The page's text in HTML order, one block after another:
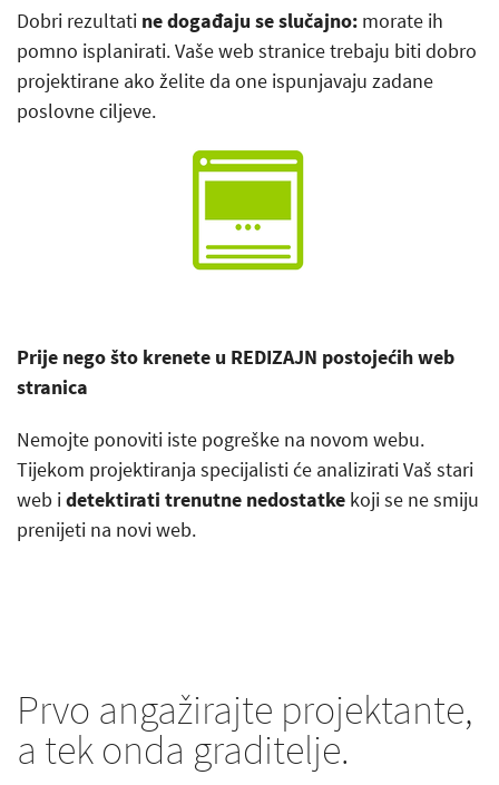
Dobri rezultati ne događaju se slučajno: morate ih
pomno isplanirati. Vaše web stranice trebaju biti dobro
projektirane ako želite da one ispunjavaju zadane
poslovne ciljeve.
Prije nego što krenete u REDIZAJN postojećih web
stranica
Nemojte ponoviti iste pogreške na novom webu.
Tijekom projektiranja specijalisti će analizirati Vaš stari
web idetektirati trenutne nedostatke koji se ne smiju
prenijeti na novi web.
Prvo angažirajte projektante,
a tek onda graditelje.